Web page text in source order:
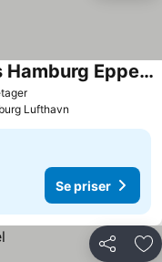
Holiday Inn - The Niu, Bricks Hamburg Eppendorf By Ihg
Lufthavn
Se priser
Del